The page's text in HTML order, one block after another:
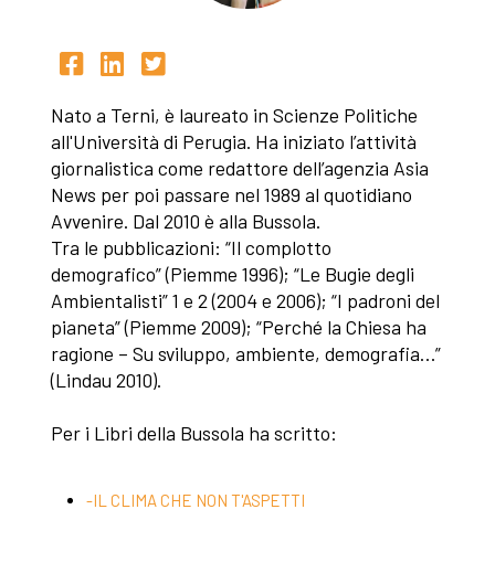
Nato a Terni, è laureato in Scienze Politiche
all'Università di Perugia. Ha iniziato l’attività
giornalistica come redattore dell’agenzia Asia
News per poi passare nel 1989 al quotidiano
Avvenire. Dal 2010 è alla Bussola.
Tra le pubblicazioni: “Il complotto
demografico” (Piemme 1996); “Le Bugie degli
Ambientalisti” 1 e 2 (2004 e 2006); “I padroni del
pianeta” (Piemme 2009); “Perché la Chiesa ha
ragione – Su sviluppo, ambiente, demografia…”
(Lindau 2010).
Per i Libri della Bussola ha scritto:
-IL CLIMA CHE NON T'ASPETTI